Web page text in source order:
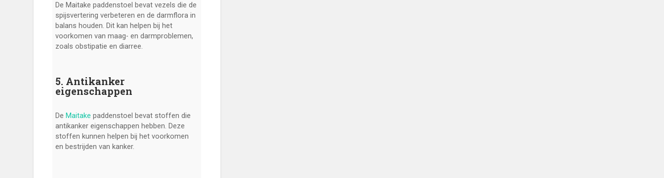
De Maitake paddenstoel bevat vezels die de
spijsvertering verbeteren en de darmflora in
balans houden. Dit kan helpen bij het
voorkomen van maag- en darmproblemen,
zoals obstipatie en diarree.
5. Antikanker
eigenschappen
DeMaitake paddenstoel bevat stoffen die
antikanker eigenschappen hebben. Deze
stoffen kunnen helpen bij het voorkomen
en bestrijden van kanker.